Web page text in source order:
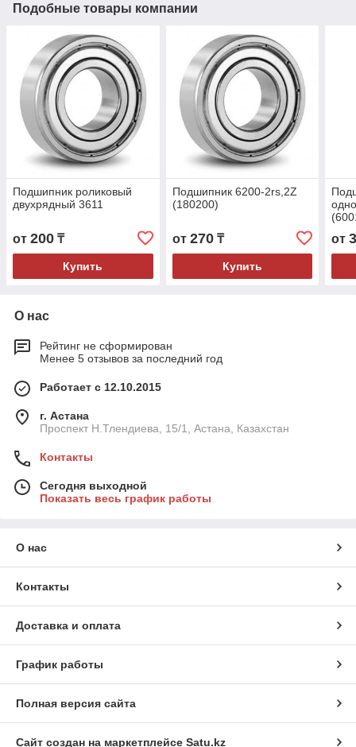
Подобные товары компании
Подшипник роликовый
двухрядный 3611
от 200 ₸
Купить
Подшипник 6200-2rs,2Z
(180200)
от 270₸
Купить
от
О нас
Рейтинг не сформирован
Менее 5 отзывов за последний год
Работает с 12.10.2015
г. Астана
Проспект Н.Тлендиева, 15/1, Астана, Казахстан
Контакты
Сегодня выходной
Показать весь график работы
О нас
Контакты
Доставка и оплата
График работы
Полная версия сайта
Сайт создан на маркетплейсе Satu.kz